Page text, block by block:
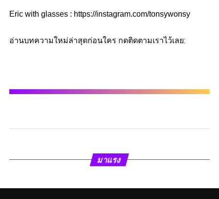
Eric with glasses : https://instagram.com/tonsywonsy
อ่านบทความใหม่ล่าสุดก่อนใคร กดติดตามเราไว้เลย:
มาแรง